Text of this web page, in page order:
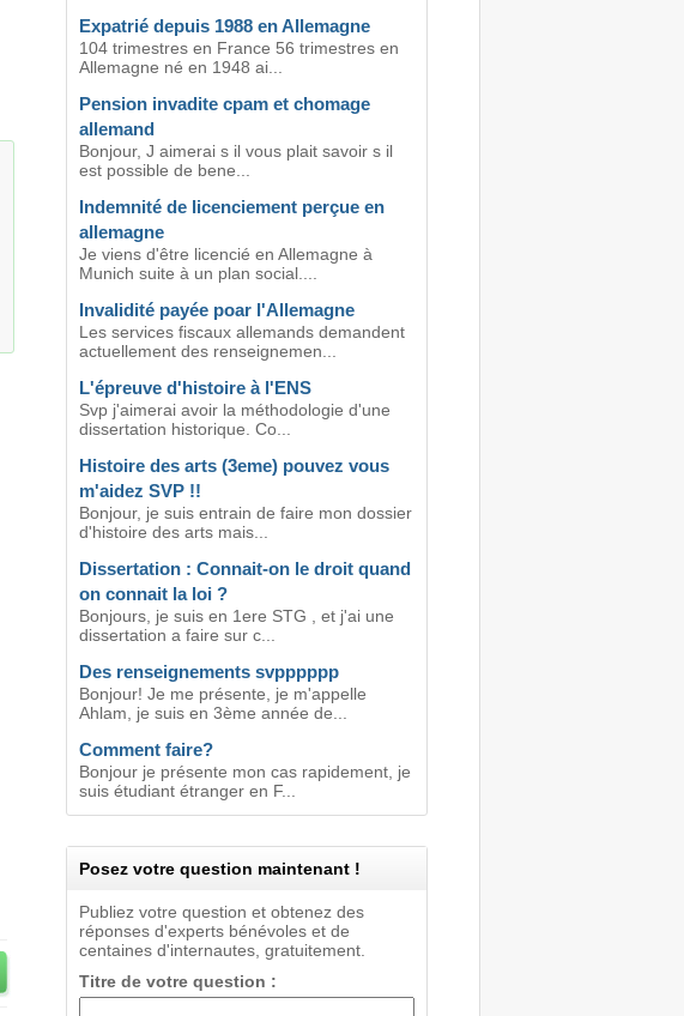
Expatrié depuis 1988 en Allemagne
104 trimestres en France 56 trimestres en
Allemagne né en 1948 ai...
Pension invadite cpam et chomage
allemand
Bonjour, J aimerai s il vous plait savoir s il
est possible de bene...
Indemnité de licenciement perçue en
allemagne
Je viens d'être licencié en Allemagne à
Munich suite à un plan social....
Invalidité payée poar l'Allemagne
Les services fiscaux allemands demandent
actuellement des renseignemen...
L'épreuve d'histoire à l'ENS
Svp j'aimerai avoir la méthodologie d'une
dissertation historique. Co...
Histoire des arts (3eme) pouvez vous
m'aidez SVP !!
Bonjour, je suis entrain de faire mon dossier
d'histoire des arts mais...
Dissertation : Connait-on le droit quand
on connait la loi ?
Bonjours, je suis en 1ere STG , et j'ai une
dissertation a faire sur c...
Des renseignements svpppppp
Bonjour! Je me présente, je m'appelle
Ahlam, je suis en 3ème année de...
Comment faire?
Bonjour je présente mon cas rapidement, je
suis étudiant étranger en F...
Posez votre question maintenant !
Publiez votre question et obtenez des
réponses d'experts bénévoles et de
centaines d'internautes, gratuitement.
Titre de votre question :